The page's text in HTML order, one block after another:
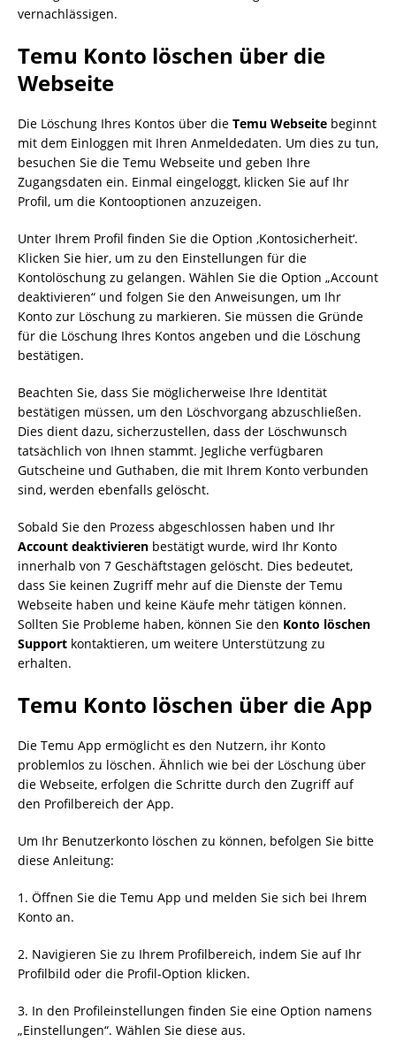
vernachlässigen.
Temu Konto löschen über die
Webseite
Die Löschung Ihres Kontos über die Temu Webseite beginnt
mit dem Einloggen mit Ihren Anmeldedaten. Um dies zu tun,
besuchen Sie die Temu Webseite und geben Ihre
Zugangsdaten ein. Einmal eingeloggt, klicken Sie auf Ihr
Profil, um die Kontooptionen anzuzeigen.
Unter Ihrem Profil finden Sie die Option ‚Kontosicherheit‘.
Klicken Sie hier, um zu den Einstellungen für die
Kontolöschung zu gelangen. Wählen Sie die Option „Account
deaktivieren“ und folgen Sie den Anweisungen, um Ihr
Konto zur Löschung zu markieren. Sie müssen die Gründe
für die Löschung Ihres Kontos angeben und die Löschung
bestätigen.
Beachten Sie, dass Sie möglicherweise Ihre Identität
bestätigen müssen, um den Löschvorgang abzuschließen.
Dies dient dazu, sicherzustellen, dass der Löschwunsch
tatsächlich von Ihnen stammt. Jegliche verfügbaren
Gutscheine und Guthaben, die mit Ihrem Konto verbunden
sind, werden ebenfalls gelöscht.
Sobald Sie den Prozess abgeschlossen haben und Ihr
Account deaktivieren bestätigt wurde, wird Ihr Konto
innerhalb von 7 Geschäftstagen gelöscht. Dies bedeutet,
dass Sie keinen Zugriff mehr auf die Dienste der Temu
Webseite haben und keine Käufe mehr tätigen können.
Sollten Sie Probleme haben, können Sie den Konto löschen
Support kontaktieren, um weitere Unterstützung zu
erhalten.
Temu Konto löschen über die App
Die Temu App ermöglicht es den Nutzern, ihr Konto
problemlos zu löschen. Ähnlich wie bei der Löschung über
die Webseite, erfolgen die Schritte durch den Zugriff auf
den Profilbereich der App.
Um Ihr Benutzerkonto löschen zu können, befolgen Sie bitte
diese Anleitung:
1. Öffnen Sie die Temu App und melden Sie sich bei Ihrem
Konto an.
2. Navigieren Sie zu Ihrem Profilbereich, indem Sie auf Ihr
Profilbild oder die Profil-Option klicken.
3. In den Profileinstellungen finden Sie eine Option namens
„Einstellungen“. Wählen Sie diese aus.